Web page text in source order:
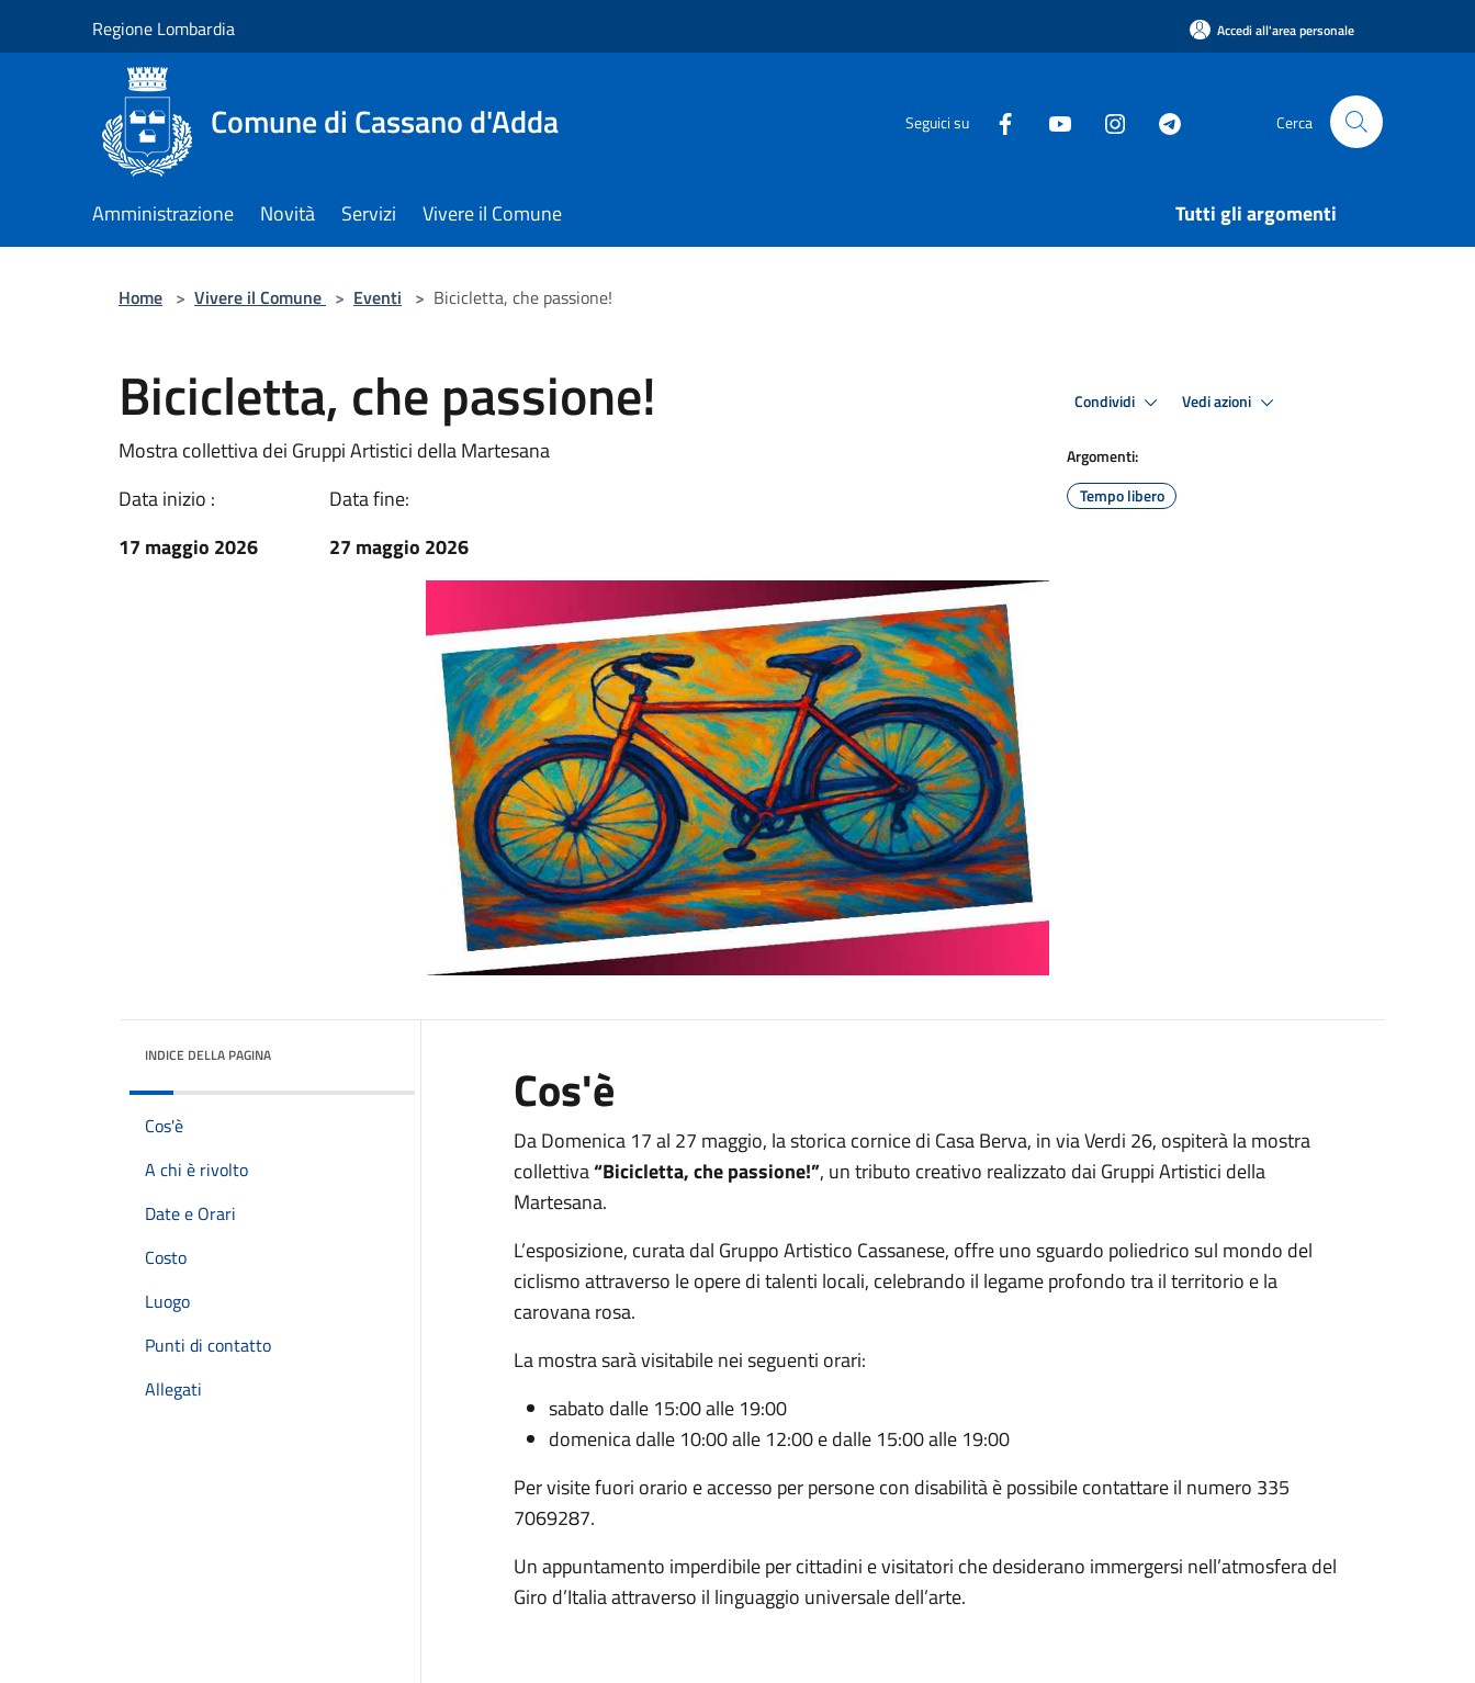
Regione Lombardia Accedi all'area personale
Comune di Cassano d'Adda Seguici su Cerca
Amministrazione Novità Servizi Vivere il Comune Tutti gli argomenti
Home > Vivere il Comune > Eventi > Bicicletta, che passione!
Bicicletta, che passione!
Mostra collettiva dei Gruppi Artistici della Martesana
Data inizio :
17 maggio 2026
Data fine:
27 maggio 2026
Condividi Vedi azioni
Argomenti:
Tempo libero
INDICE DELLA PAGINA
Cos'è
A chi è rivolto
Date e Orari
Costo
Luogo
Punti di contatto
Allegati
Cos'è
Da Domenica 17 al 27 maggio, la storica cornice di Casa Berva, in via Verdi 26, ospiterà la mostra
collettiva“Bicicletta, che passione!”, un tributo creativo realizzato dai Gruppi Artistici della
Martesana.
L’esposizione, curata dal Gruppo Artistico Cassanese, offre uno sguardo poliedrico sul mondo del
ciclismo attraverso le opere di talenti locali, celebrando il legame profondo tra il territorio e la
carovana rosa.
La mostra sarà visitabile nei seguenti orari:
sabato dalle 15:00 alle 19:00
domenica dalle 10:00 alle 12:00 e dalle 15:00 alle 19:00
Per visite fuori orario e accesso per persone con disabilità è possibile contattare il numero 335
7069287.
Un appuntamento imperdibile per cittadini e visitatori che desiderano immergersi nell’atmosfera del
Giro d’Italia attraverso il linguaggio universale dell’arte.